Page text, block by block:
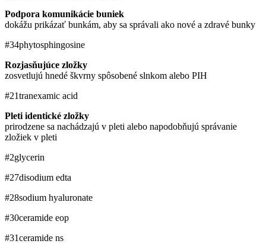
Podpora komunikácie buniek
dokážu prikázať bunkám, aby sa správali ako nové a zdravé bunky
#34phytosphingosine
Rozjasňujúce zložky
zosvetlujú hnedé škvrny spôsobené slnkom alebo PIH
#21tranexamic acid
Pleti identické zložky
prirodzene sa nachádzajú v pleti alebo napodobňujú správanie
zložiek v pleti
#2glycerin
#27disodium edta
#28sodium hyaluronate
#30ceramide eop
#31ceramide ns